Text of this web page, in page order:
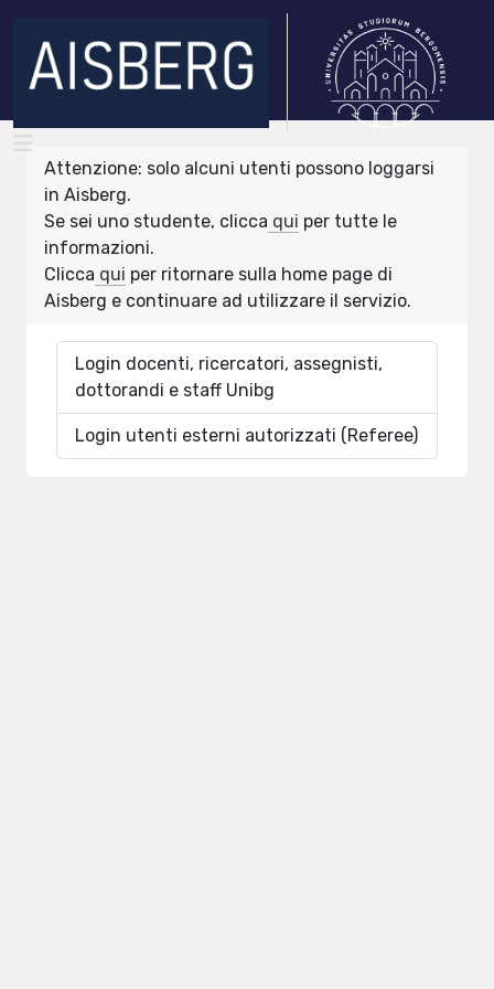
Attenzione: solo alcuni utenti possono loggarsi
in Aisberg.
Se sei uno studente, clicca qui per tutte le
informazioni.
Clicca qui per ritornare sulla home page di
Aisberg e continuare ad utilizzare il servizio.
Login docenti, ricercatori, assegnisti,
dottorandi e staff Unibg
Login utenti esterni autorizzati (Referee)